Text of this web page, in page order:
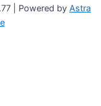
| Powered by Astra